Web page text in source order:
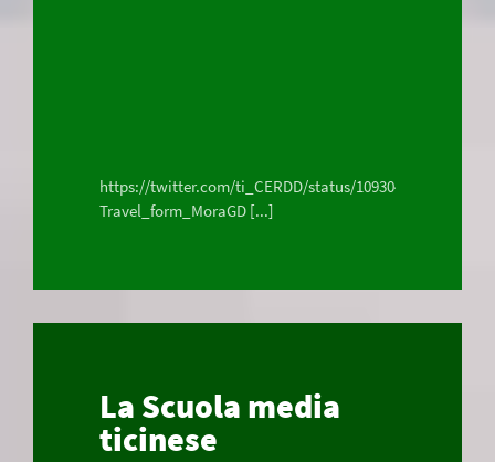
https://twitter.com/ti_CERDD/status/
Travel_form_MoraGD [...]
La Scuola media
ticinese